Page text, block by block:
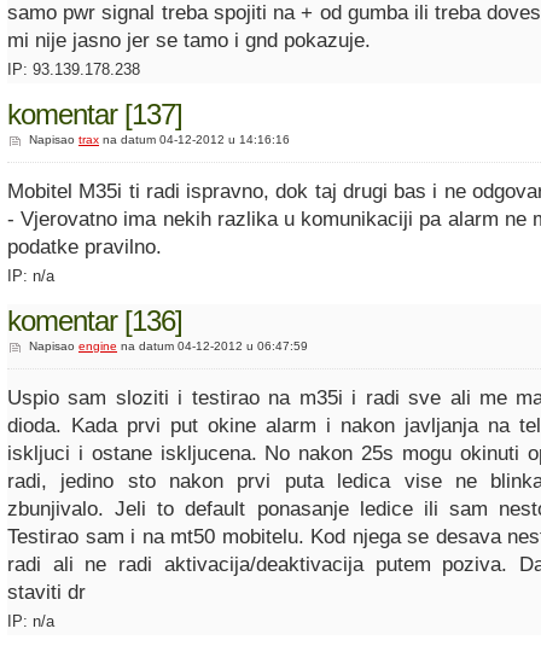
samo pwr signal treba spojiti na + od gumba ili treba
mi nije jasno jer se tamo i gnd pokazuje.
IP: 93.139.178.238
komentar [137]
Napisao trax na datum 04-12-2012 u 14:16:16
Mobitel M35i ti radi ispravno, dok taj drugi bas i ne
- Vjerovatno ima nekih razlika u komunikaciji pa alarm ne
podatke pravilno.
IP: n/a
komentar [136]
Napisao engine na datum 04-12-2012 u 06:47:59
Uspio sam sloziti i testirao na m35i i radi sve ali me
dioda. Kada prvi put okine alarm i nakon javljanja na
iskljuci i ostane iskljucena. No nakon 25s mogu okinuti
radi, jedino sto nakon prvi puta ledica vise ne
zbunjivalo. Jeli to default ponasanje ledice ili sam
Testirao sam i na mt50 mobitelu. Kod njega se desava
radi ali ne radi aktivacija/deaktivacija putem poziva.
staviti dr
IP: n/a